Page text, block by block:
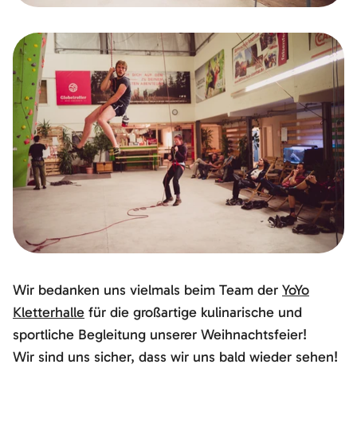
Wir bedanken uns vielmals beim Team der YoYo
Kletterhalle für die großartige kulinarische und
sportliche Begleitung unserer Weihnachtsfeier!
Wir sind uns sicher, dass wir uns bald wieder sehen!